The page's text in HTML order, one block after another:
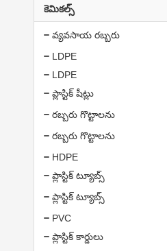
కెమికల్స్
వ్యవసాయ రబ్బరు
LDPE
LDPE
ప్లాస్టిక్ షీట్లు
రబ్బరు గొట్టాలను
రబ్బరు గొట్టాలను
HDPE
ప్లాస్టిక్ ట్యూబ్స్
ప్లాస్టిక్ ట్యూబ్స్
PVC
ప్లాస్టిక్ కార్డులు